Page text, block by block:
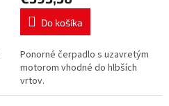
Do košíka
Ponorné čerpadlo s uzavretým
motorom vhodné do hlbších
vrtov.